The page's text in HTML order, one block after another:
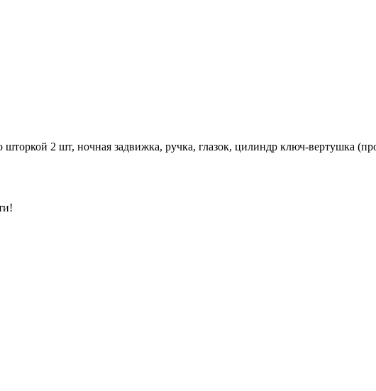
2 шт, ночная задвижка, ручка, глазок, цилиндр ключ-вертушка